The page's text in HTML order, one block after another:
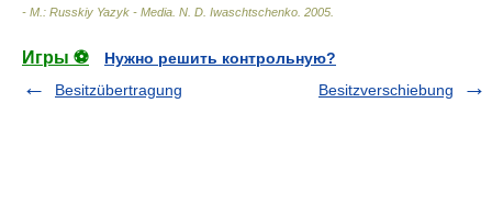
- М.: Russkiy Yazyk - Media N. D. Iwaschtschenko 2005
Игры ⚽
Нужно решить контрольную?
Besitzübertragung
Besitzverschiebung